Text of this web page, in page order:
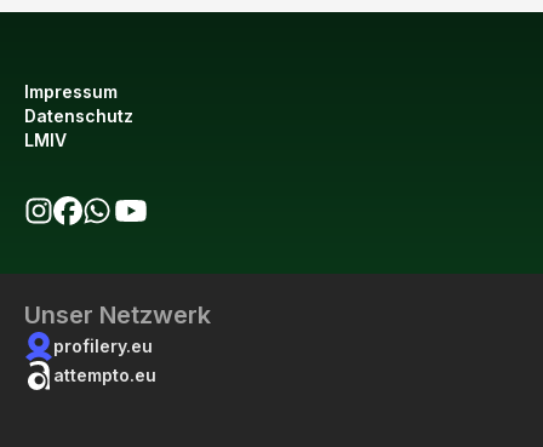
Impressum
Datenschutz
LMIV
Unser Netzwerk
profilery.eu
attempto.eu